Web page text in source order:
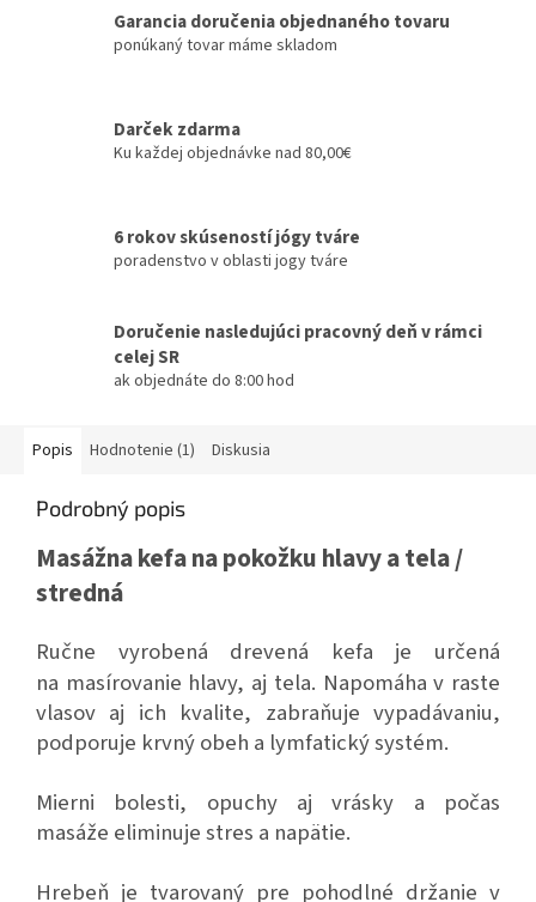
Garancia doručenia objednaného tovaru
ponúkaný tovar máme skladom
Darček zdarma
Ku každej objednávke nad 80,00€
6 rokov skúseností jógy tváre
poradenstvo v oblasti jogy tváre
Doručenie nasledujúci pracovný deň v rámci
celej SR
ak objednáte do 8:00 hod
Popis Hodnotenie (1) Diskusia
Podrobný popis
Masážna kefa na pokožku hlavy a tela /
stredná
Ručne vyrobená drevená kefa je určená
na masírovanie hlavy, aj tela. Napomáha v raste
vlasov aj ich kvalite, zabraňuje vypadávaniu,
podporuje krvný obeh a lymfatický systém.
Mierni bolesti, opuchy aj vrásky a počas
masáže eliminuje stres a napätie.
Hrebeň je tvarovaný pre pohodlné držanie v